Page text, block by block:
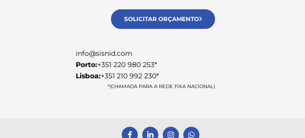
SOLICITAR ORÇAMENTO
info@sisnid.com
Porto:+351 220 980 253*
Lisboa:+351 210 992 230*
*(CHAMADA PARA A REDE FIXA NACIONAL)
F L I W